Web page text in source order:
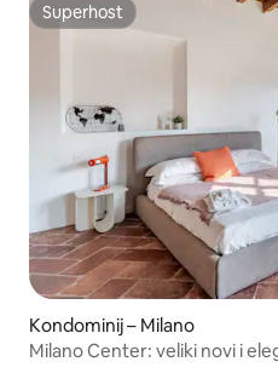
Superhost
Superhost
Kondominij – Milano
Milano Center: veliki novi i